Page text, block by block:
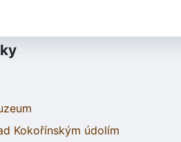
Kokořínským údolím